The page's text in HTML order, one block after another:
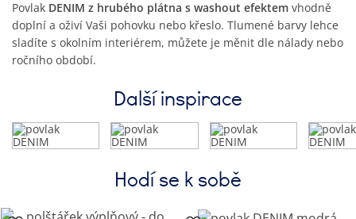
Povlak DENIM z hrubého plátna s washout efektem vhodně
doplní a oživí Vaši pohovku nebo křeslo. Tlumené barvy lehce
sladíte s okolním interiérem, můžete je měnit dle nálady nebo
ročního období.
Další inspirace
Hodí se k sobě